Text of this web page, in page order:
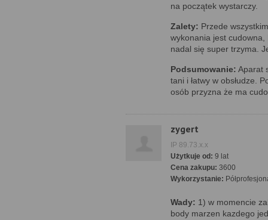
na początek wystarczy.
Zalety: Przede
wykonania jest cudowna,
nadal się super trzyma.
Podsumowanie: Aparat
tani i łatwy w obsłudze.
osób przyzna że ma
zygert
IP 89.73.x.x
Użytkuje od: 9 lat
Cena zakupu: 3600
Wykorzystanie:
Wady: 1) w momencie
body marzen kazdego